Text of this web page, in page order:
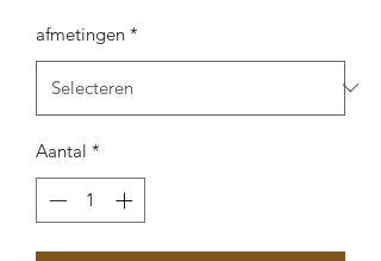
afmetingen *
Aantal *